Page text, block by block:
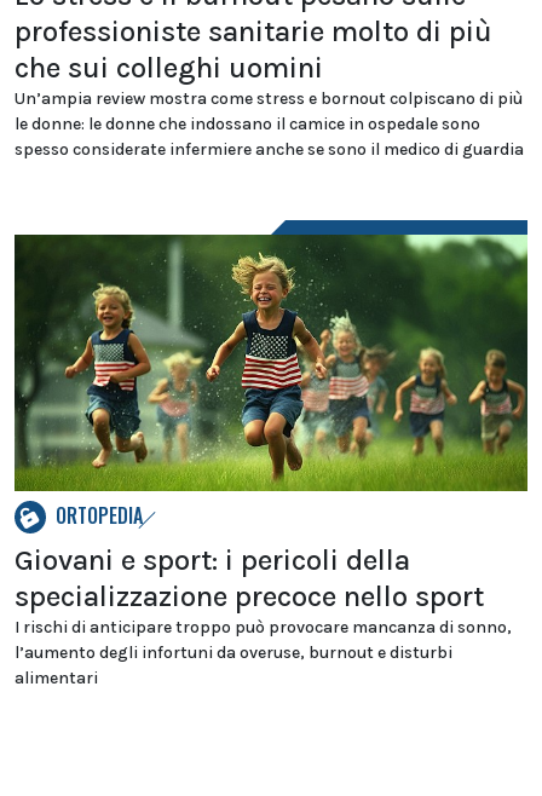
professioniste sanitarie molto di più
che sui colleghi uomini
Un’ampia review mostra come stress e bornout colpiscano di più
le donne: le donne che indossano il camice in ospedale sono
spesso considerate infermiere anche se sono il medico di guardia
ORTOPEDIA
Giovani e sport: i pericoli della
specializzazione precoce nello sport
I rischi di anticipare troppo può provocare mancanza di sonno,
l’aumento degli infortuni da overuse, burnout e disturbi
alimentari